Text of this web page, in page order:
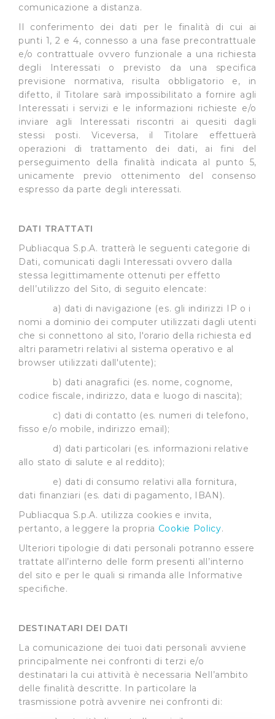
comunicazione a distanza.
Il conferimento dei dati per le finalità di cui ai
punti 1, 2 e 4, connesso a una fase precontrattuale
e/o contrattuale ovvero funzionale a una richiesta
degli Interessati o previsto da una specifica
previsione normativa, risulta obbligatorio e, in
difetto, il Titolare sarà impossibilitato a fornire agli
Interessati i servizi e le informazioni richieste e/o
inviare agli Interessati riscontri ai quesiti dagli
stessi posti. Viceversa, il Titolare effettuerà
operazioni di trattamento dei dati, ai fini del
perseguimento della finalità indicata al punto 5,
unicamente previo ottenimento del consenso
espresso da parte degli interessati.
DATI TRATTATI
Publiacqua S.p.A. tratterà le seguenti categorie di
Dati, comunicati dagli Interessati ovvero dalla
stessa legittimamente ottenuti per effetto
dell’utilizzo del Sito, di seguito elencate:
a) dati di navigazione (es. gli indirizzi IP o i
nomi a dominio dei computer utilizzati dagli utenti
che si connettono al sito, l'orario della richiesta ed
altri parametri relativi al sistema operativo e al
browser utilizzati dall'utente);
b) dati anagrafici (es. nome, cognome,
codice fiscale, indirizzo, data e luogo di nascita);
c) dati di contatto (es. numeri di telefono,
fisso e/o mobile, indirizzo email);
d) dati particolari (es. informazioni relative
allo stato di salute e al reddito);
e) dati di consumo relativi alla fornitura,
dati finanziari (es. dati di pagamento, IBAN).
Publiacqua S.p.A. utilizza cookies e invita,
pertanto, a leggere la propria Cookie Policy.
Ulteriori tipologie di dati personali potranno essere
trattate all’interno delle form presenti all’interno
del sito e per le quali si rimanda alle Informative
specifiche.
DESTINATARI DEI DATI
La comunicazione dei tuoi dati personali avviene
principalmente nei confronti di terzi e/o
destinatari la cui attività è necessaria Nell’ambito
delle finalità descritte. In particolare la
trasmissione potrà avvenire nei confronti di: